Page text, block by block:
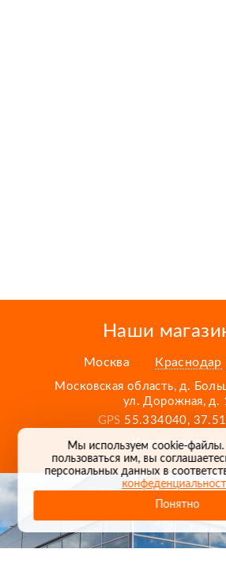
Наши
Москва Краснодар
Московская область, д.
ул. Дорожная, д.
GPS 55.334040,
Карта проезда
Мы используем cookie-
пользоваться им, вы
персональных данных в
Понятно